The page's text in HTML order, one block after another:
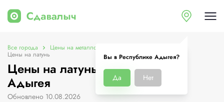
Вы в Республике Адыгея?
Да Нет
Все города Цены на металлолом в Республике Адыгея
Цены на латунь
Цены на латунь в Республике
Адыгея
Обновлено 10.08.2026